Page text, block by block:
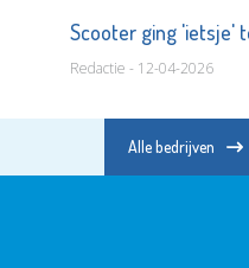
Scooter ging 'ietsje'
Redactie - 12-04-2026
Alle bedrijven